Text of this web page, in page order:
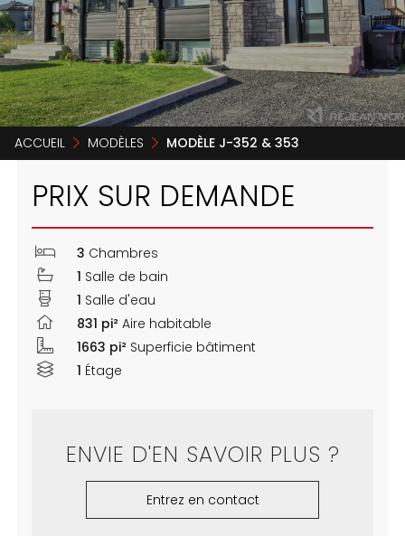
ACCUEIL MODÈLES MODÈLE J-352 & 353
PRIX SUR DEMANDE
3 Chambres
1 Salle de bain
1 Salle d'eau
831 pi² Aire habitable
1663 pi² Superficie bâtiment
1 Étage
ENVIE D'EN SAVOIR PLUS ?
Entrez en contact